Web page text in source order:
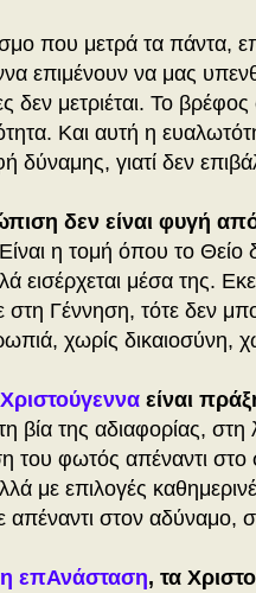
που μετρά τα πάντα,
επιμένουν να μας
δεν μετριέται. Το
Και αυτή η
δύναμης, γιατί δεν
δεν είναι φυγή
η τομή όπου το Θείο
εισέρχεται μέσα της.
στη Γέννηση, τότε δεν
χωρίς δικαιοσύνη,
Χριστούγεννα είναι
βία της αδιαφορίας,
του φωτός απέναντι στο
με επιλογές
απέναντι στον αδύναμο,
επΑνάσταση, τα